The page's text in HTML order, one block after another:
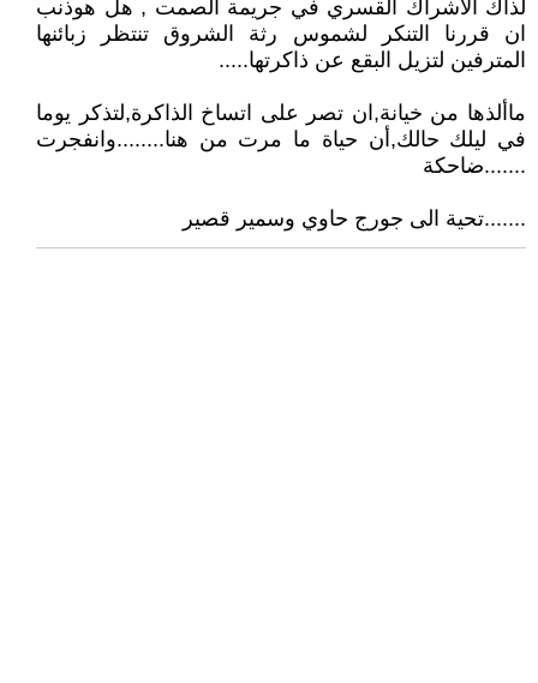
لذاك الاشراك القسري في جريمة الصمت , هل هوذنب
ان قررنا التنكر لشموس رثة الشروق تنتظر زبائنها
المترفين لتزيل البقع عن ذاكرتها.....
ماألذها من خيانة,ان تصر على اتساخ الذاكرة,لتذكر يوما
في ليلك حالك,أن حياة ما مرت من هنا........وانفجرت
.......ضاحكة
.......تحية الى جورج حاوي وسمير قصير